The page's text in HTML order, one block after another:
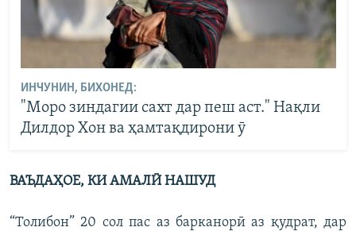
ИНЧУНИН, БИХОНЕД:
"Моро зиндагии сахт дар пеш аст." Нақли
Дилдор Хон ва ҳамтақдирони ӯ
ВАЪДАҲОЕ, КИ АМАЛӢ НАШУД
“Толибон” 20 сол пас аз барканорӣ аз қудрат, дар